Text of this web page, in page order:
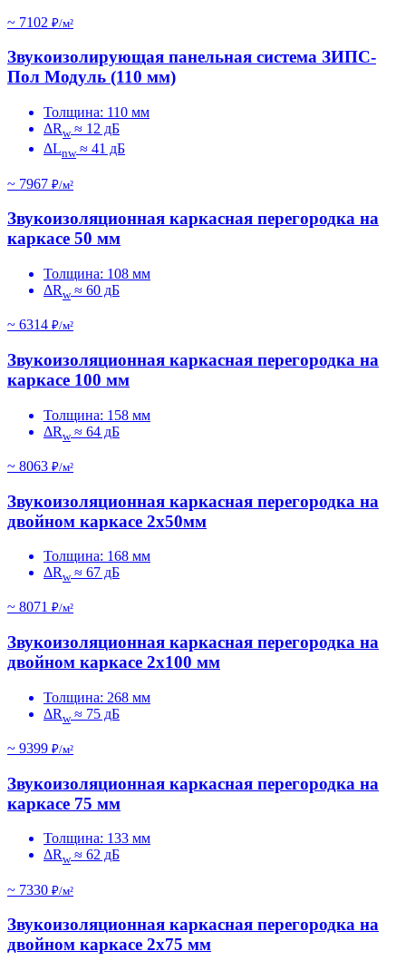
~ 7102 ₽/м²
Звукоизолирующая панельная система ЗИПС-
Пол Модуль (110 мм)
Толщина: 110 мм
ΔRw≈ 12 дБ
ΔLnw≈ 41 дБ
~ 7967 ₽/м²
Звукоизоляционная каркасная перегородка на
каркасе 50 мм
Толщина: 108 мм
ΔRw≈ 60 дБ
~ 6314 ₽/м²
Звукоизоляционная каркасная перегородка на
каркасе 100 мм
Толщина: 158 мм
ΔRw≈ 64 дБ
~ 8063 ₽/м²
Звукоизоляционная каркасная перегородка на
двойном каркасе 2х50мм
Толщина: 168 мм
ΔRw≈ 67 дБ
~ 8071 ₽/м²
Звукоизоляционная каркасная перегородка на
двойном каркасе 2х100 мм
Толщина: 268 мм
ΔRw≈ 75 дБ
~ 9399 ₽/м²
Звукоизоляционная каркасная перегородка на
каркасе 75 мм
Толщина: 133 мм
ΔRw≈ 62 дБ
~ 7330 ₽/м²
Звукоизоляционная каркасная перегородка на
двойном каркасе 2х75 мм